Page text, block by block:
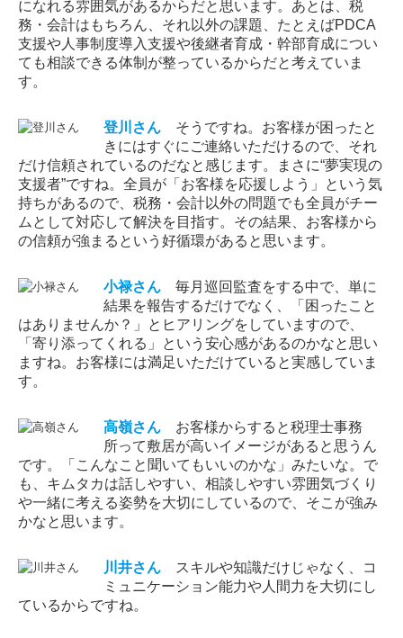
になれる雰囲気があるからだと思います。あとは、税
務・会計はもちろん、それ以外の課題、たとえばPDCA
支援や人事制度導入支援や後継者育成・幹部育成につい
ても相談できる体制が整っているからだと考えていま
す。
登川 さんそうですね。お客様が困ったと
きにはすぐにご連絡いただけるので、それ
だけ信頼されているのだなと感じます。まさに“夢実現の
支援者”ですね。全員が「お客様を応援しよう」という気
持ちがあるので、税務・会計以外の問題でも全員がチー
ムとして対応して解決を目指す。その結果、お客様から
の信頼が強まるという好循環があると思います。
小禄さん毎月巡回監査をする中で、単に
結果を報告するだけでなく、「困ったこと
はありませんか？」とヒアリングをしていますので、
「寄り添ってくれる」という安心感があるのかなと思い
ますね。お客様には満足いただけていると実感していま
す。
高嶺さんお客様からすると税理士事務
所って敷居が高いイメージがあると思うん
です。「こんなこと聞いてもいいのかな」みたいな。で
も、キムタカは話しやすい、相談しやすい雰囲気づくり
や一緒に考える姿勢を大切にしているので、そこが強み
かなと思います。
川井さんスキルや知識だけじゃなく、コ
ミュニケーション能力や人間力を大切にし
ているからですね。